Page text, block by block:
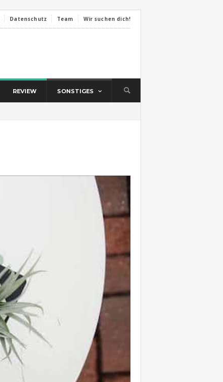
Datenschutz Team Wir suchen dich!
REVIEW SONSTIGES